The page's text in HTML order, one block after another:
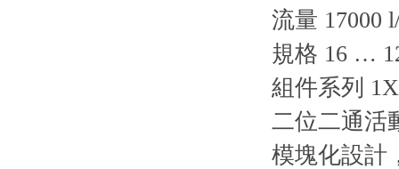
流量 17000
規格 16 …
組件系列 1X
二位二通活
模塊化設計